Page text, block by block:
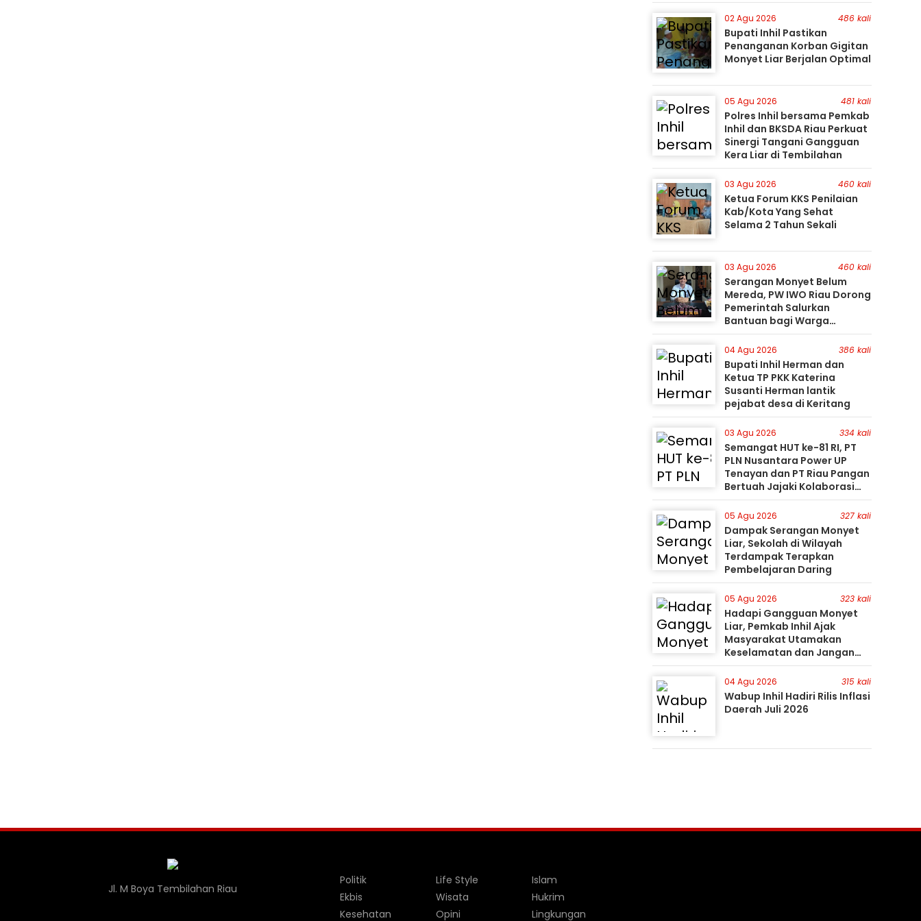
02 Agu 2026 486 kali
Bupati Inhil Pastikan
Penanganan Korban Gigitan
Monyet Liar Berjalan Optimal
05 Agu 2026 481 kali
Polres Inhil bersama Pemkab
Inhil dan BKSDA Riau Perkuat
Sinergi Tangani Gangguan
Kera Liar di Tembilahan
03 Agu 2026 460 kali
Ketua Forum KKS Penilaian
Kab/Kota Yang Sehat
Selama 2 Tahun Sekali
03 Agu 2026 460 kali
Serangan Monyet Belum
Mereda, PW IWO Riau Dorong
Pemerintah Salurkan
Bantuan bagi Warga
Terdampak
04 Agu 2026 386 kali
Bupati Inhil Herman dan
Ketua TP PKK Katerina
Susanti Herman lantik
pejabat desa di Keritang
03 Agu 2026 334 kali
Semangat HUT ke-81 RI, PT
PLN Nusantara Power UP
Tenayan dan PT Riau Pangan
Bertuah Jajaki Kolaborasi
Pemanfaatan Limbah FABA
untuk Dukung Swasembada
05 Agu 2026 327 kali
Dampak Serangan Monyet
Liar, Sekolah di Wilayah
Terdampak Terapkan
Pembelajaran Daring
05 Agu 2026 323 kali
Hadapi Gangguan Monyet
Liar, Pemkab Inhil Ajak
Masyarakat Utamakan
Keselamatan dan Jangan
Mudah Percaya Hoaks
04 Agu 2026 315 kali
Wabup Inhil Hadiri Rilis Inflasi
Daerah Juli 2026
Jl. M Boya Tembilahan Riau
Politik
Ekbis
Kesehatan
Life Style
Wisata
Opini
Islam
Hukrim
Lingkungan